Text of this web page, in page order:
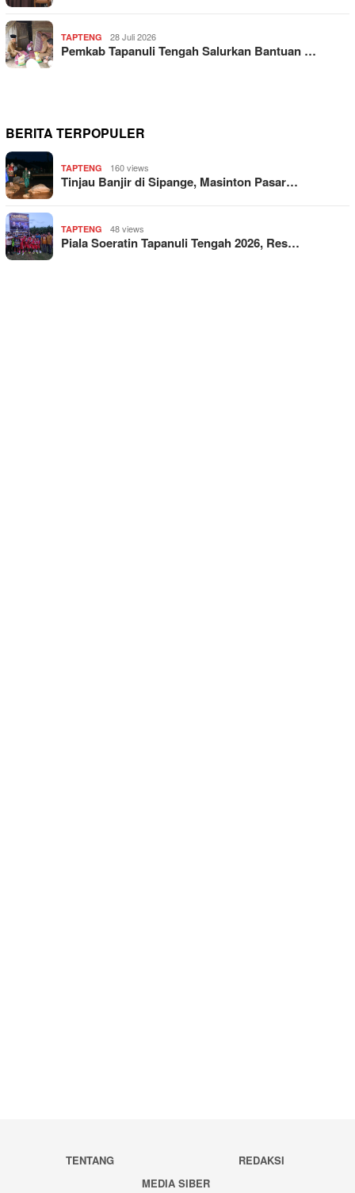
TAPTENG 28 Juli 2026
Pemkab Tapanuli Tengah Salurkan Bantuan …
BERITA TERPOPULER
TAPTENG 160 views
Tinjau Banjir di Sipange, Masinton Pasar…
TAPTENG 48 views
Piala Soeratin Tapanuli Tengah 2026, Res…
TENTANG
REDAKSI
MEDIA SIBER